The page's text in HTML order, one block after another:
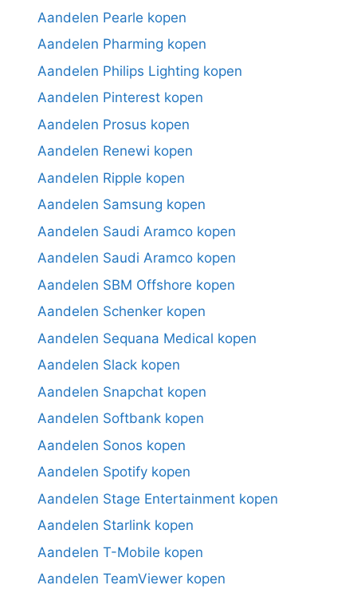
Aandelen Pearle kopen
Aandelen Pharming kopen
Aandelen Philips Lighting kopen
Aandelen Pinterest kopen
Aandelen Prosus kopen
Aandelen Renewi kopen
Aandelen Ripple kopen
Aandelen Samsung kopen
Aandelen Saudi Aramco kopen
Aandelen Saudi Aramco kopen
Aandelen SBM Offshore kopen
Aandelen Schenker kopen
Aandelen Sequana Medical kopen
Aandelen Slack kopen
Aandelen Snapchat kopen
Aandelen Softbank kopen
Aandelen Sonos kopen
Aandelen Spotify kopen
Aandelen Stage Entertainment kopen
Aandelen Starlink kopen
Aandelen T-Mobile kopen
Aandelen TeamViewer kopen